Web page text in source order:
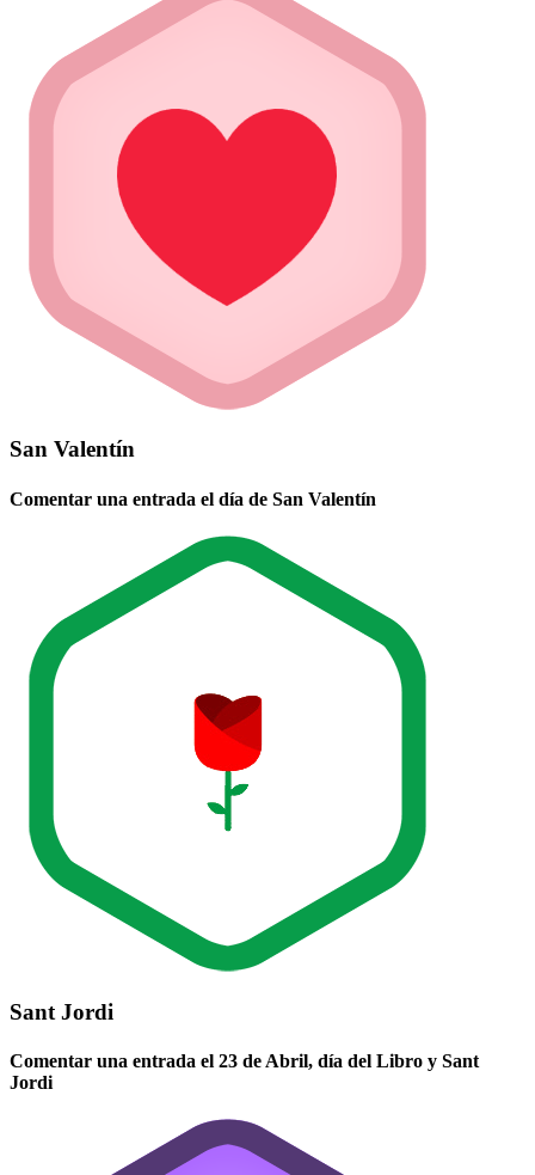
San Valentín
Comentar una entrada el día de San Valentín
Sant Jordi
Comentar una entrada el 23 de Abril, día del Libro y Sant
Jordi